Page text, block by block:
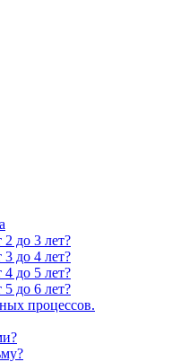
до 3 лет?
до 4 лет?
до 5 лет?
до 6 лет?
процессов.